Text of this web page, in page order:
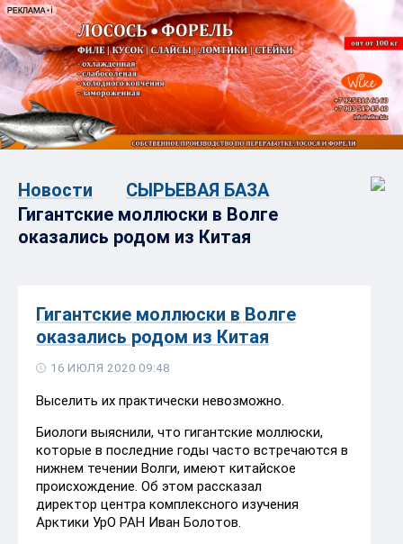
Новости
СЫРЬЕВАЯ БАЗА
Гигантские моллюски в Волге
оказались родом из Китая
Гигантские моллюски в Волге
оказались родом из Китая
16 ИЮЛЯ 2020 09:48
Выселить их практически невозможно.
Биологи выяснили, что гигантские моллюски,
которые в последние годы часто встречаются в
нижнем течении Волги, имеют китайское
происхождение. Об этом рассказал
директор центра комплексного изучения
Арктики УрО РАН Иван Болотов.